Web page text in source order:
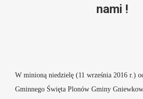
nami !
W minioną niedzielę (11 września 2016 r.)
Gminnego Święta Plonów Gminy